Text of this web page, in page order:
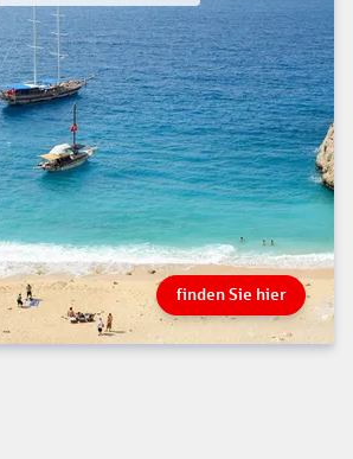
finden Sie hier